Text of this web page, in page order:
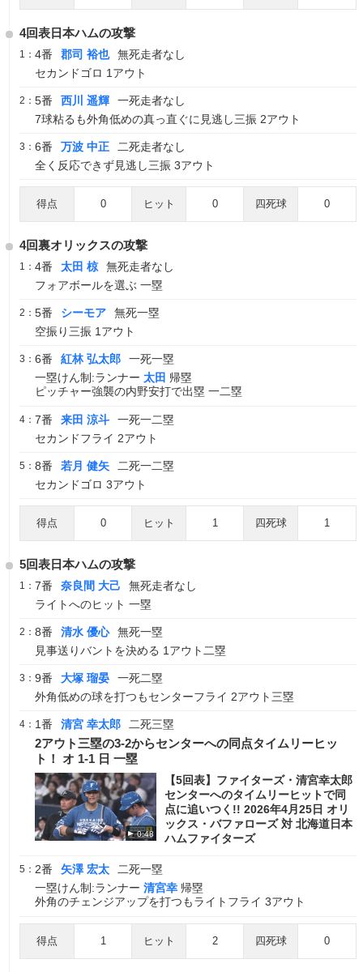
4回表日本ハムの攻撃
1： 4番 郡司 裕也
無死走者なし
セカンドゴロ 1アウト
2： 5番 西川 遥輝
一死走者なし
7球粘るも外角低めの真っ直ぐに見逃し三振 2アウト
3： 6番 万波 中正
二死走者なし
全く反応できず見逃し三振 3アウト
得点 0 ヒット 0 四死球 0
4回裏オリックスの攻撃
1： 4番 太田 椋
無死走者なし
フォアボールを選ぶ 一塁
2： 5番 シーモア
無死一塁
空振り三振 1アウト
3： 6番 紅林 弘太郎
一死一塁
一塁けん制:ランナー 太田 帰塁
ピッチャー強襲の内野安打で出塁 一二塁
4： 7番 来田 涼斗
一死一二塁
セカンドフライ 2アウト
5： 8番 若月 健矢
二死一二塁
セカンドゴロ 3アウト
得点 0 ヒット 1 四死球 1
5回表日本ハムの攻撃
1： 7番 奈良間 大己
無死走者なし
ライトへのヒット 一塁
2： 8番 清水 優心
無死一塁
見事送りバントを決める 1アウト二塁
3： 9番 大塚 瑠晏
一死二塁
外角低めの球を打つもセンターフライ 2アウト三塁
4： 1番 清宮 幸太郎 二死三塁
2アウト三塁の3-2からセンターへの同点タイムリーヒッ
ト！ オ 1-1 日 一塁
0:48
【5回表】ファイターズ・清宮幸太郎
センターへのタイムリーヒットで同
点に追いつく!! 2026年4月25日 オリ
ックス・バファローズ 対 北海道日本
ハムファイターズ
5： 2番 矢澤 宏太
二死一塁
一塁けん制:ランナー 清宮幸 帰塁
外角のチェンジアップを打つもライトフライ 3アウト
得点 1 ヒット 2 四死球 0